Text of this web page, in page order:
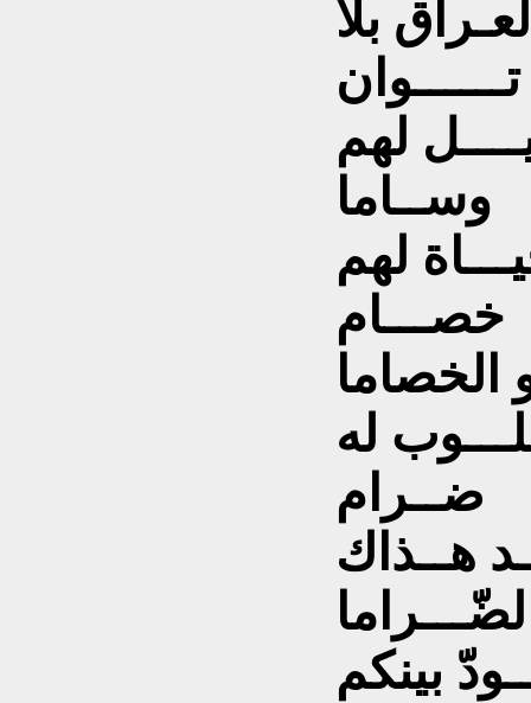
بلا
تــــــوان
لهم
وســاما
لهم
خصـــام
الخصاما
له
ضــرام
هــذاك
بينكم